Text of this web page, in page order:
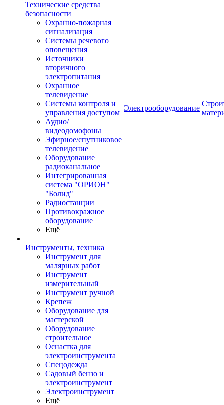
Технические средства
безопасности
Охранно-пожарная
сигнализация
Системы речевого
оповещения
Источники
вторичного
электропитания
Охранное
телевидение
Системы контроля и
управления доступом
Аудио/
видеодомофоны
Эфирное/спутниковое
телевидение
Оборудование
радиоканальное
Интегрированная
система "ОРИОН"
"Болид"
Радиостанции
Противокражное
оборудование
Ещё
Инструменты, техника
Инструмент для
малярных работ
Инструмент
измерительный
Инструмент ручной
Крепеж
Оборудование для
мастерской
Оборудование
строительное
Оснастка для
электроинструмента
Спецодежда
Садовый бензо и
электроинструмент
Электроинструмент
Ещё
Электрооборудование